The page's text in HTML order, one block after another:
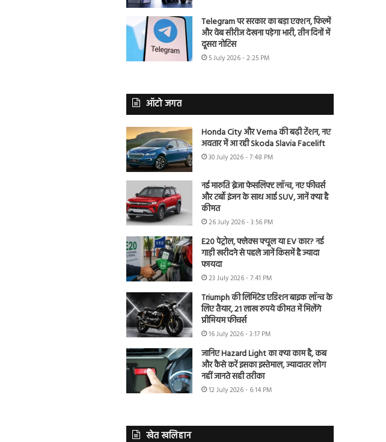
Telegram पर सरकार का बड़ा एक्शन, फिल्में
और वेब सीरीज देखना पड़ेगा भारी, तीन दिनों में
दूसरा नोटिस
5 July 2026 - 2:25 PM
ऑटो जगत
Honda City और Verna की बढ़ी टेंशन, नए
अवतार में आ रही Skoda Slavia Facelift
30 July 2026 - 7:48 PM
नई मारुति ब्रेजा फेसलिफ्ट लॉन्च, नए फीचर्स
और टर्बो इंजन के साथ आई SUV, जानें क्या है
कीमत
26 July 2026 - 3:56 PM
E20 पेट्रोल, फ्लेक्स फ्यूल या EV कार? नई
गाड़ी खरीदने से पहले जानें किसमें है ज्यादा
फायदा
23 July 2026 - 7:41 PM
Triumph की लिमिटेड एडिशन बाइक लॉन्च के
लिए तैयार, 21 लाख रुपये कीमत में मिलेंगे
प्रीमियम फीचर्स
16 July 2026 - 3:17 PM
जानिए Hazard Light का क्या काम है, कब
और कैसे करें इसका इस्तेमाल, ज्यादातर लोग
नहीं जानते सही तरीका
12 July 2026 - 6:14 PM
खेत खलिहान